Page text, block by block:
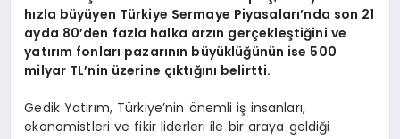
hızla büyüyen Türkiye Sermaye Piyasaları’nda son 21
ayda 80’den fazla halka arzın gerçekleştiğini ve
yatırım fonları pazarının büyüklüğünün ise 500
milyar TL’nin üzerine çıktığını belirtti.
Gedik Yatırım, Türkiye’nin önemli iş insanları,
ekonomistleri ve fikir liderleri ile bir araya geldiği